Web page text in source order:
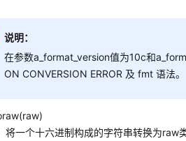
说明：
在参数a_format_version值为10c和
ON CONVERSION ERROR 及 fmt 语法。
将一个十六进制构成的字符串转换为raw类